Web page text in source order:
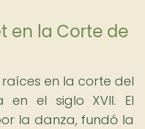
en la Corte de
en la corte del
en el siglo XVII. El
la danza, fundó la